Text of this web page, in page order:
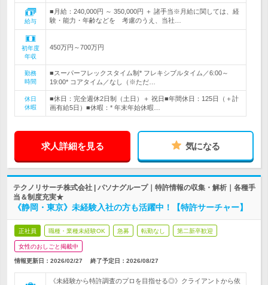
給与
■月給：240,000円 ～ 350,000円 ＋ 諸手当※月給に関しては、経
験・能力・年齢などを 考慮のうえ、当社…
初年度
年収
450万円～700万円
勤務
時間
■スーパーフレックスタイム制* フレキシブルタイム／6:00～
19:00* コアタイム／なし（※ただ…
休日
休暇
■休日：完全週休2日制（土日）＋ 祝日■年間休日：125日（＋計
画有給5日）■休暇：* 年末年始休暇…
求人詳細を見る 気になる
テクノリサーチ株式会社 | パソナグループ｜特許情報の収集・解析｜各種手
当＆制度充実★
《静岡・東京》未経験入社の方も活躍中！【特許サーチャー】
正社員 職種・業種未経験OK 急募 転勤なし 第二新卒歓迎
女性のおしごと掲載中
情報更新日：2026/02/27 終了予定日： 2026/08/27
《未経験から特許調査のプロを目指せる◎》クライアントから依